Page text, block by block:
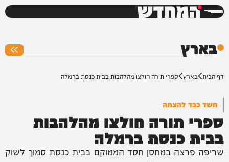
המחדש
בארץ
דף הבית בארץ ספרי תורה חולצו מהלהבות בבית כנסת ברמלה
חשד כבד להצתה
ספרי תורה חולצו מהלהבות
בבית כנסת ברמלה
שריפה פרצה במחסן חסד הממוקם בבית כנסת סמוך לשוק